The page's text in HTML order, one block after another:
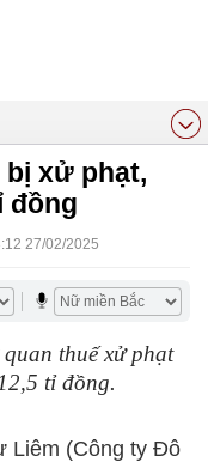
bị xử phạt,
đồng
27/02/2025
thuế xử phạt
tỉ đồng.
Liêm (Công ty Đô